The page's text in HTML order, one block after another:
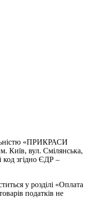
«ПРИКРАСИ
Київ, вул. Смілянська,
код згідно ЄДР –
у розділі «Оплата
податків не